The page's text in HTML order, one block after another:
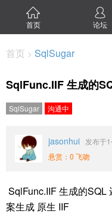
首页 论坛
首页 > SqlSugar
SqlFunc.IIF 生成的
SqlSugar 沟通中
jasonhui 发布于
悬赏：0 飞吻
SqlFunc.IIF 生成的
案生成 原生 IIF